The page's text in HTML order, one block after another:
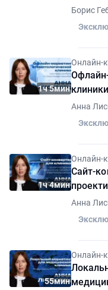
Борис
1ч 5мин
Онлайн-
рынком
Анна
1ч 4мин
Онлайн-
Сайт-
Анна
55мин
Онлайн-